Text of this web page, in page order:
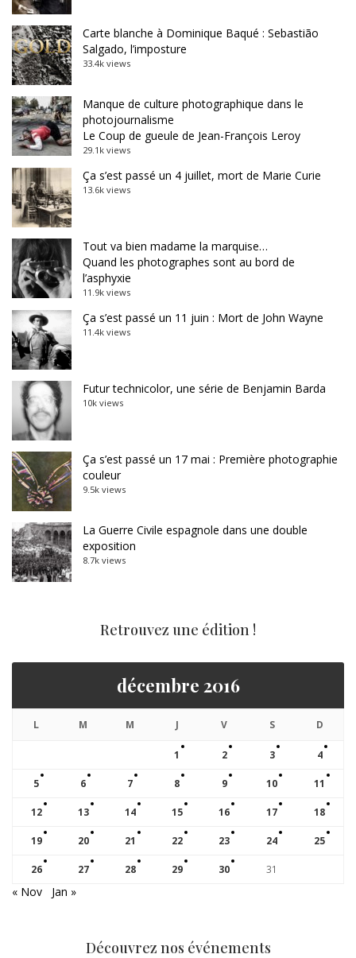
Carte blanche à Dominique Baqué : Sebastião
Salgado, l’imposture
33.4k views
Manque de culture photographique dans le
photojournalisme
Le Coup de gueule de Jean-François Leroy
29.1k views
Ça s’est passé un 4 juillet, mort de Marie Curie
13.6k views
Tout va bien madame la marquise…
Quand les photographes sont au bord de
l’asphyxie
11.9k views
Ça s’est passé un 11 juin : Mort de John Wayne
11.4k views
Futur technicolor, une série de Benjamin Barda
10k views
Ça s’est passé un 17 mai : Première photographie
couleur
9.5k views
La Guerre Civile espagnole dans une double
exposition
8.7k views
Retrouvez une édition !
décembre 2016
L M M J V S D
1 2 3 4
5 6 7 8 9 10 11
12 13 14 15 16 17 18
19 20 21 22 23 24 25
26 27 28 29 30 31
« Nov Jan »
Découvrez nos événements